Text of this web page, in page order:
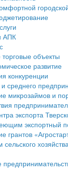
АПК
Тверской
территориями
граждан
ранее
АПК
объекты
развитие
конкуренции
среднего
микрозаймов и
экспорта
экспортный
грантов